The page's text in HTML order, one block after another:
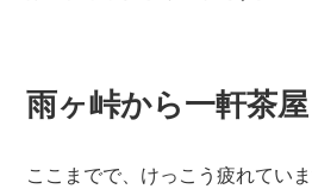
雨ヶ峠から一軒茶屋
ここまでで、けっこう疲れていま